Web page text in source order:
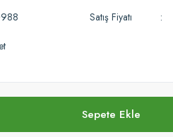
Satış Fiyatı
Sepete Ekle